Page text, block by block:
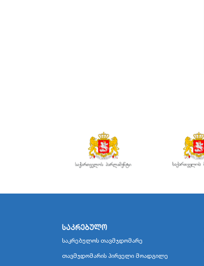
საკრებულო
საკრებულოს თავმჯდომარე
თავმჯდომარის პირველი მოადგილე